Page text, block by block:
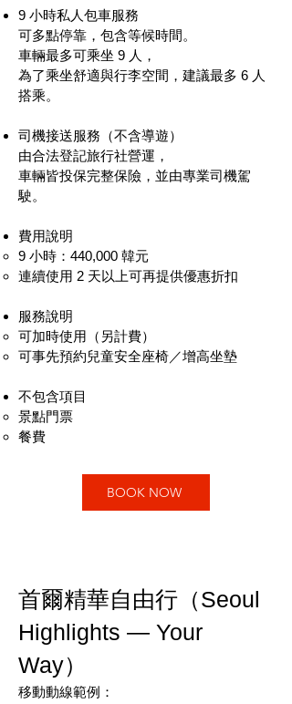
9 小時私人包車服務
可多點停靠，包含等候時間。
車輛最多可乘坐 9 人，
為了乘坐舒適與行李空間，建議最多 6 人
搭乘。
司機接送服務（不含導遊）
由合法登記旅行社營運，
車輛皆投保完整保險，並由專業司機駕
駛。
費用說明
9 小時：440,000 韓元
連續使用 2 天以上可再提供優惠折扣
服務說明
可加時使用（另計費）
可事先預約兒童安全座椅／增高坐墊
不包含項目
景點門票
餐費
BOOK NOW
首爾精華自由行（Seoul
Highlights — Your
Way）
移動動線範例：